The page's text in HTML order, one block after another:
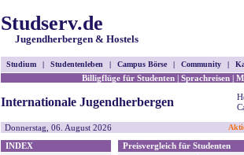
Studserv.de
Jugendherbergen & Hostels
Studium | Studentenleben | Campus Börse | Community |
Billigflüge für Studenten | Sprachreisen |
Internationale Jugendherbergen
Donnerstag, 06. August 2026
INDEX
Preisvergleich für Studenten